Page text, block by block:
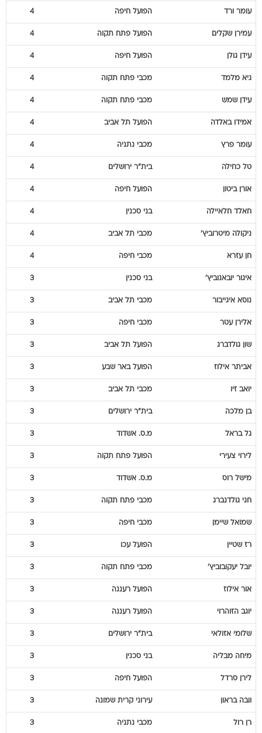
עומר ורד הפועל חיפה 4
עמירן שקלים הפועל פתח תקוה 4
עידן גולן הפועל חיפה 4
גיא מלמד מכבי פתח תקוה 4
עידן שמש מכבי פתח תקוה 4
אמידו באלדה הפועל תל אביב 4
עומר פרץ מכבי נתניה 4
טל כחילה בית"ר ירושלים 4
אורן ביטון הפועל חיפה 4
חאלד חלאיילה בני סכנין 4
ניקולה מיטרוביץ' מכבי תל אביב 4
חן עזרא מכבי חיפה 4
איגור יובאנוביץ' בני סכנין 3
נוסא איגייבור מכבי תל אביב 3
אלירן עטר מכבי חיפה 3
שון גולדברג הפועל תל אביב 3
אביתר אילוז הפועל באר שבע 3
יואב זיו מכבי תל אביב 3
בן מלכה בית"ר ירושלים 3
גל בראל מ.ס. אשדוד 3
לירוי צעירי הפועל פתח תקוה 3
מישל רוס מ.ס. אשדוד 3
חגי גולדנברג מכבי פתח תקוה 3
שמואל שיימן מכבי חיפה 3
רז שטיין הפועל עכו 3
יובל יעקובוביץ' מכבי פתח תקוה 3
אור אילוז הפועל רעננה 3
יוגב הזוהרוי הפועל רעננה 3
שלומי אזולאי בית"ר ירושלים 3
מיחה מבליה בני סכנין 3
לירן סרדל הפועל חיפה 3
וובה בראון עירוני קרית שמונה 3
רן רול מכבי נתניה 3